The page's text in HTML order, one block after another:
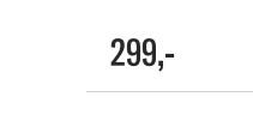
299,-